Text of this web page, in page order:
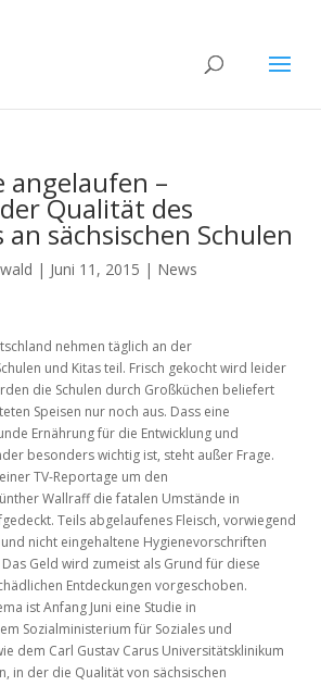
angelaufen –
Qualität des
an sächsischen Schulen
| Juni 11, 2015 | News
nehmen täglich an der
und Kitas teil. Frisch gekocht wird leider
die Schulen durch Großküchen beliefert
Speisen nur noch aus. Dass eine
Ernährung für die Entwicklung und
besonders wichtig ist, steht außer Frage.
TV-Reportage um den
Wallraff die fatalen Umstände in
Teils abgelaufenes Fleisch, vorwiegend
nicht eingehaltene Hygienevorschriften
Geld wird zumeist als Grund für diese
Entdeckungen vorgeschoben.
ist Anfang Juni eine Studie in
Sozialministerium für Soziales und
dem Carl Gustav Carus Universitätsklinikum
in der die Qualität von sächsischen